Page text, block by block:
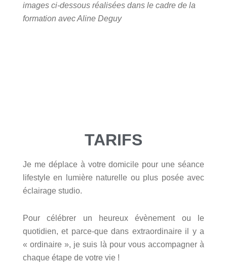
images ci-dessous réalisées dans le cadre de la
formation avec Aline Deguy
TARIFS
Je me déplace à votre domicile pour une séance
lifestyle en lumière naturelle ou plus posée avec
éclairage studio.
Pour célébrer un heureux évènement ou le
quotidien, et parce-que dans extraordinaire il y a
« ordinaire », je suis là pour vous accompagner à
chaque étape de votre vie !